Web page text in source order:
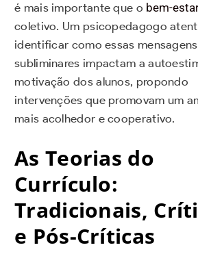
é mais importante que o bem-
coletivo. Um psicopedagogo
identificar como essas mensagens
subliminares impactam a
motivação dos alunos, propondo
intervenções que promovam um
mais acolhedor e cooperativo.
As Teorias do
Currículo:
Tradicionais,
e Pós-Críticas